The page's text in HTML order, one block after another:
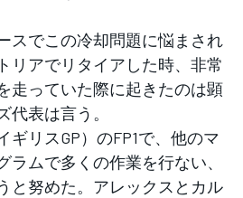
スでこの冷却問題に悩まされ
リアでリタイアした時、非常
走っていた際に起きたのは顕
代表は言う。
ギリスGP）のFP1で、他のマ
ラムで多くの作業を行ない、
と努めた。アレックスとカル